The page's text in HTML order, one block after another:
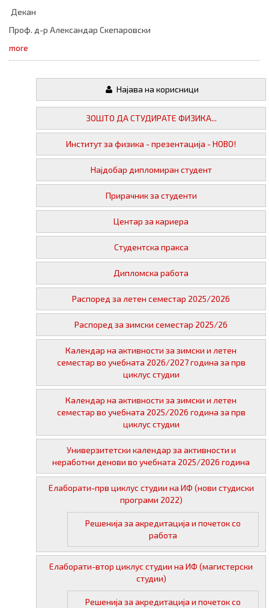
Декан
Проф. д-р Александар Скепаровски
more
Најава на корисници
ЗОШТО ДА СТУДИРАТЕ ФИЗИКА...
Институт за физика - презентација - НОВО!
Најдобар дипломиран студент
Прирачник за студенти
Центар за кариера
Студентска пракса
Дипломска работа
Распоред за летен семестар 2025/2026
Распоред за зимски семестар 2025/26
Календар на активности за зимски и летен
семестар во учебната 2026/2027 година за прв
циклус студии
Календар на активности за зимски и летен
семестар во учебната 2025/2026 година за прв
циклус студии
Универзитетски календар за активности и
неработни денови во учебната 2025/2026 година
Елаборати-прв циклус студии на ИФ (нови студиски
програми 2022)
Решенија за акредитација и почеток со
работа
Елаборати-втор циклус студии на ИФ (магистерски
студии)
Решенија за акредитација и почеток со